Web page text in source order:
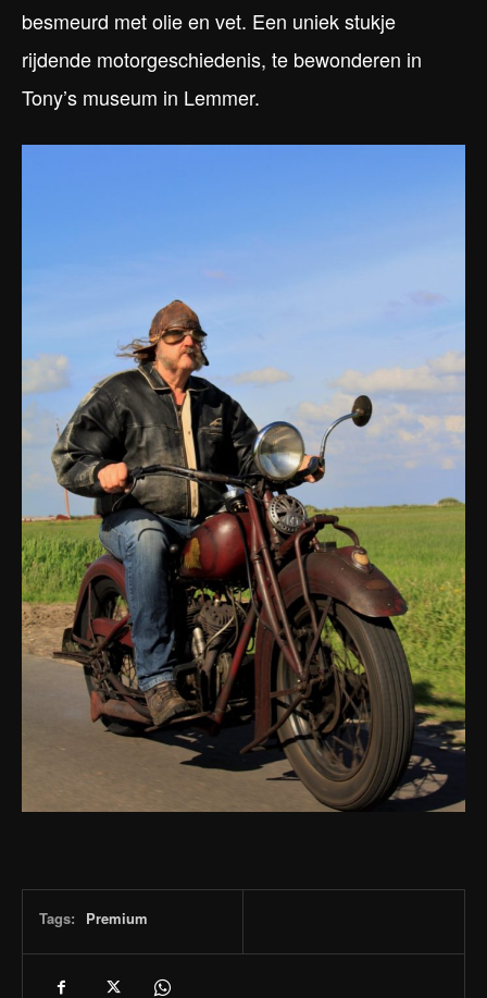
besmeurd met olie en vet. Een uniek stukje
rijdende motorgeschiedenis, te bewonderen in
Tony’s museum in Lemmer.
Tags: Premium